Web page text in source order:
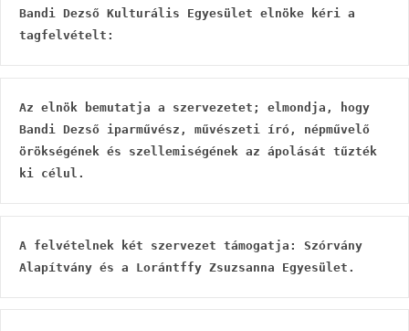
Bandi Dezső Kulturális Egyesület elnöke kéri a
tagfelvételt:
Az elnök bemutatja a szervezetet; elmondja, hogy
Bandi Dezső iparművész, művészeti író, népművelő
örökségének és szellemiségének az ápolását tűzték
ki célul.
A felvételnek két szervezet támogatja: Szórvány
Alapítvány és a Lorántffy Zsuzsanna Egyesület.